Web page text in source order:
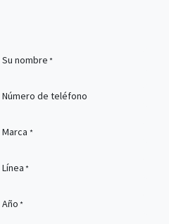
Su nombre *
Número de teléfono
Marca *
Línea *
Año *